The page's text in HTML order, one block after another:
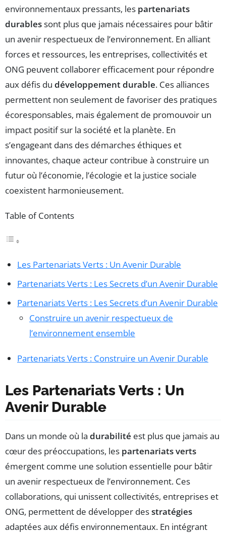
environnementaux pressants, les partenariats
durablessont plus que jamais nécessaires pour bâtir
un avenir respectueux de l’environnement. En alliant
forces et ressources, les entreprises, collectivités et
ONG peuvent collaborer efficacement pour répondre
aux défis du développement durable. Ces alliances
permettent non seulement de favoriser des pratiques
écoresponsables, mais également de promouvoir un
impact positif sur la société et la planète. En
s’engageant dans des démarches éthiques et
innovantes, chaque acteur contribue à construire un
futur où l’économie, l’écologie et la justice sociale
coexistent harmonieusement.
Table of Contents
Les Partenariats Verts : Un Avenir Durable
Partenariats Verts : Les Secrets d’un Avenir Durable
Partenariats Verts : Les Secrets d’un Avenir Durable
Construire un avenir respectueux de
l’environnement ensemble
Partenariats Verts : Construire un Avenir Durable
Les Partenariats Verts : Un
Avenir Durable
Dans un monde où la durabilité est plus que jamais au
cœur des préoccupations, les partenariats verts
émergent comme une solution essentielle pour bâtir
un avenir respectueux de l’environnement. Ces
collaborations, qui unissent collectivités, entreprises et
ONG, permettent de développer desstratégies
adaptées aux défis environnementaux. En intégrant